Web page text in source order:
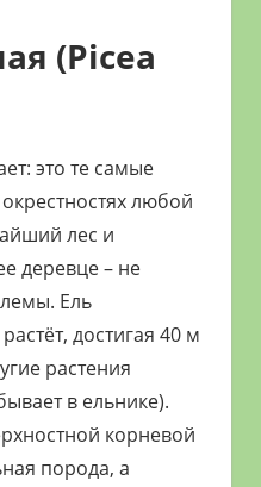
(Picea
это те самые
любой
лес и
деревце – не
Ель
достигая 40 м
растения
в ельнике).
корневой
порода, а